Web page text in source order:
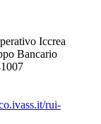
Iccrea
Bancario
rui-